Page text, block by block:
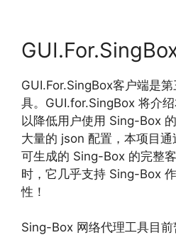
GUI.For.SingBox客户端是
具。GUI.for.SingBox 将介绍
以降低用户使用 Sing-Box
大量的 json 配置，本项目
可生成的 Sing-Box 的完整
时，它几乎支持 Sing-Box
性！
Sing-Box 网络代理工具目